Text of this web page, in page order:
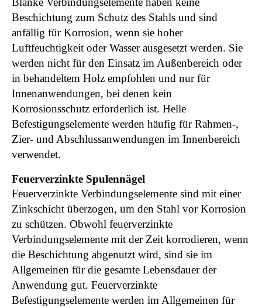
Beschichtung zum Schutz des Stahls und sind
anfällig für Korrosion, wenn sie hoher
Luftfeuchtigkeit oder Wasser ausgesetzt werden. Sie
werden nicht für den Einsatz im Außenbereich oder
in behandeltem Holz empfohlen und nur für
Innenanwendungen, bei denen kein
Korrosionsschutz erforderlich ist. Helle
Befestigungselemente werden häufig für Rahmen-,
Zier- und Abschlussanwendungen im Innenbereich
verwendet.
Feuerverzinkte Spulennägel
Feuerverzinkte Verbindungselemente sind mit einer
Zinkschicht überzogen, um den Stahl vor Korrosion
zu schützen. Obwohl feuerverzinkte
Verbindungselemente mit der Zeit korrodieren, wenn
die Beschichtung abgenutzt wird, sind sie im
Allgemeinen für die gesamte Lebensdauer der
Anwendung gut. Feuerverzinkte
Befestigungselemente werden im Allgemeinen für